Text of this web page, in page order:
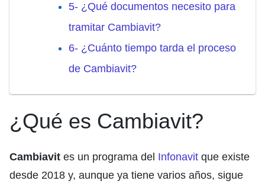
5- ¿Qué documentos necesito para
tramitar Cambiavit?
6- ¿Cuánto tiempo tarda el proceso
de Cambiavit?
¿Qué es Cambiavit?
Cambiavit es un programa del Infonavit que existe
desde 2018 y, aunque ya tiene varios años, sigue